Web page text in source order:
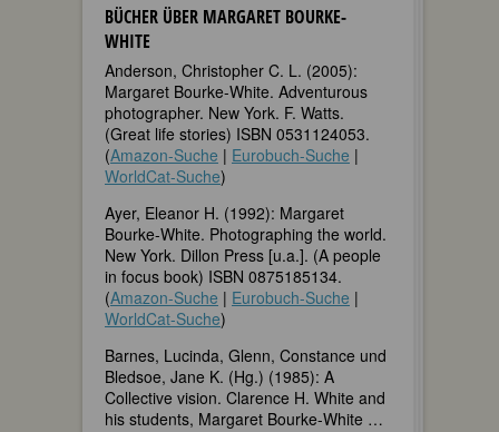
BÜCHER ÜBER MARGARET BOURKE-
WHITE
Anderson, Christopher C. L. (2005):
Margaret Bourke-White. Adventurous
photographer. New York. F. Watts.
(Great life stories) ISBN 0531124053.
(Amazon-Suche | Eurobuch-Suche |
WorldCat-Suche)
Ayer, Eleanor H. (1992): Margaret
Bourke-White. Photographing the world.
New York. Dillon Press [u.a.]. (A people
in focus book) ISBN 0875185134.
(Amazon-Suche | Eurobuch-Suche |
WorldCat-Suche)
Barnes, Lucinda, Glenn, Constance und
Bledsoe, Jane K. (Hg.) (1985): A
Collective vision. Clarence H. White and
his students, Margaret Bourke-White …